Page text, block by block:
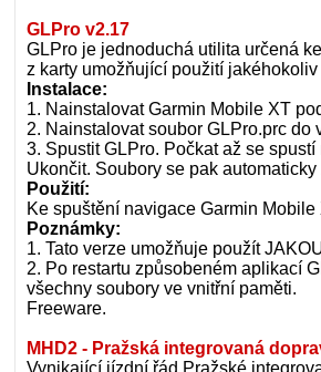
GLPro v2.17
GLPro je jednoduchá utilita určená
z karty umožňující použití
Instalace:
1. Nainstalovat Garmin Mobile XT
2. Nainstalovat soubor GLPro.prc do
3. Spustit GLPro. Počkat až se
Ukončit. Soubory se pak
Použití:
Ke spuštění navigace Garmin
Poznámky:
1. Tato verze umožňuje použít
2. Po restartu způsobeném aplikací
všechny soubory ve vnitřní paměti.
Freeware.
MHD2 - Pražská integrovaná
Vynikající jízdní řád Pražské